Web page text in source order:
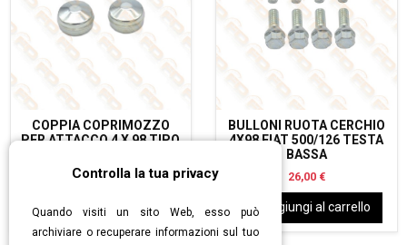
COPPIA COPRIMOZZO
PER ATTACCO 4 X 98 TIPO
9,00 €
Aggiungi al carrello
BULLONI RUOTA CERCHIO
4X98 FIAT 500/126 TESTA
BASSA
26,00 €
Aggiungi al carrello
Controlla la tua privacy
Quando visiti un sito Web, esso può
archiviare o recuperare informazioni sul tuo